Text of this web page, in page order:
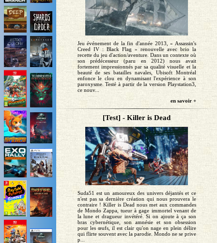
Jeu événement de la fin d'année 2013, « Assassin's
Creed IV : Black Flag » renouvelle avec brio la
recette du jeu d'action/aventure. Dans un contexte où
son prédécesseur (paru en 2012) nous avait
fortement impressionnés par sa qualité visuelle et la
beauté de ses batailles navales, Ubisoft Montréal
enfonce le clou en dynamisant l'expérience à son
paroxysme. Testé à partir de la version Playstation3,
ce nouv...
en savoir +
[Test] - Killer is Dead
Suda51 est un amoureux des univers déjantés et ce
n'est pas sa dernière création qui nous prouvera le
contraire ! Killer is Dead nous met aux commandes
de Mondo Zappa, tueur à gage immortel venant de
la lune et dragueur invétéré. Si on ajoute à ça son
bras cybernétique, son amnésie et son obsession
pour les œufs, il est clair qu'on nage en plein délire
qui flirte souvent avec la parodie. Mondo ne se prive
p...